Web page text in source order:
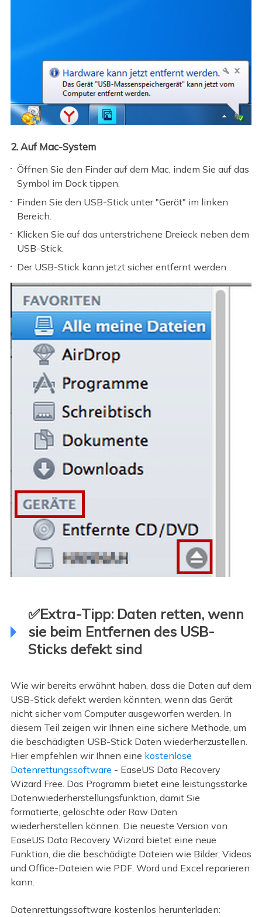
2. Auf Mac-System
Öffnen Sie den Finder auf dem Mac, indem Sie auf das
Symbol im Dock tippen.
Finden Sie den USB-Stick unter "Gerät" im linken
Bereich.
Klicken Sie auf das unterstrichene Dreieck neben dem
USB-Stick.
Der USB-Stick kann jetzt sicher entfernt werden.
✅Extra-Tipp: Daten retten, wenn
sie beim Entfernen des USB-
Sticks defekt sind
Wie wir bereits erwähnt haben, dass die Daten auf dem
USB-Stick defekt werden könnten, wenn das Gerät
nicht sicher vom Computer ausgeworfen werden. In
diesem Teil zeigen wir Ihnen eine sichere Methode, um
die beschädigten USB-Stick Daten wiederherzustellen.
Hier empfehlen wir Ihnen eine kostenlose
Datenrettungssoftware - EaseUS Data Recovery
Wizard Free. Das Programm bietet eine leistungsstarke
Datenwiederherstellungsfunktion, damit Sie
formatierte, gelöschte oder Raw Daten
wiederherstellen können. Die neueste Version von
EaseUS Data Recovery Wizard bietet eine neue
Funktion, die die beschädigte Dateien wie Bilder, Videos
und Office-Dateien wie PDF, Word und Excel reparieren
kann.
Datenrettungssoftware kostenlos herunterladen: